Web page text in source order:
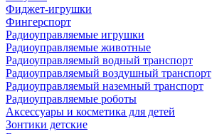
Фиджет-игрушки
Фингерспорт
Радиоуправляемые игрушки
Радиоуправляемые животные
Радиоуправляемый водный транспорт
Радиоуправляемый воздушный транспорт
Радиоуправляемый наземный транспорт
Радиоуправляемые роботы
Аксессуары и косметика для детей
Зонтики детские